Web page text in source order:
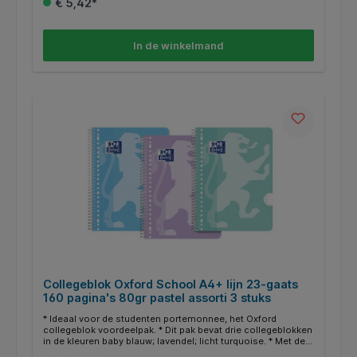
speciale Scribzee app scan je je gemaakte aantekeningen
kleuren: turquoise, zwart, rood en donkerblauw. * Kleuren
worden random uitgeleverd.
€ 5,42*
In de winkelmand
Collegeblok Oxford School A4+ lijn 23-gaats
160 pagina's 80gr pastel assorti 3 stuks
* Ideaal voor de studenten portemonnee, het Oxford
collegeblok voordeelpak. * Dit pak bevat drie collegeblokken
in de kleuren baby blauw; lavendel; licht turquoise. * Met de